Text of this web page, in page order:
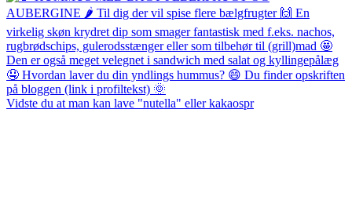
Vidste du at man kan lave "nutella" eller kakaospr